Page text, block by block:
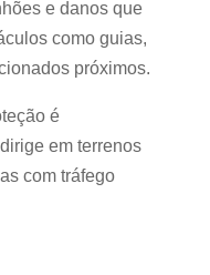
e danos que
como guias,
próximos.
é
em terrenos
com tráfego